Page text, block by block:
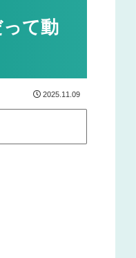
って動
2025.11.09